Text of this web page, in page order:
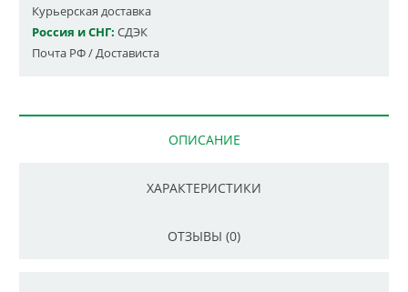
Курьерская доставка
Россия и СНГ: СДЭК
Почта РФ / Достависта
ОПИСАНИЕ
ХАРАКТЕРИСТИКИ
ОТЗЫВЫ (0)